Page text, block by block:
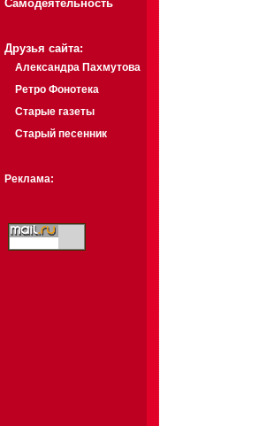
Самодеятельность
Друзья сайта:
Александра Пахмутова
Ретро Фонотека
Старые газеты
Старый песенник
Реклама: